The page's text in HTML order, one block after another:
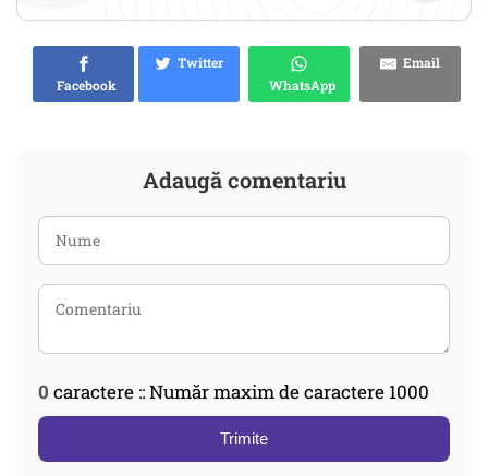
Facebook
Twitter
WhatsApp
Email
Adaugă comentariu
0 caractere :: Număr maxim de caractere 1000
Trimite